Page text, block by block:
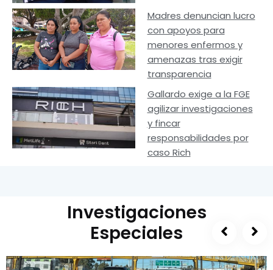
Madres denuncian lucro
con apoyos para
menores enfermos y
amenazas tras exigir
transparencia
Gallardo exige a la FGE
agilizar investigaciones
y fincar
responsabilidades por
caso Rich
Investigaciones
Especiales